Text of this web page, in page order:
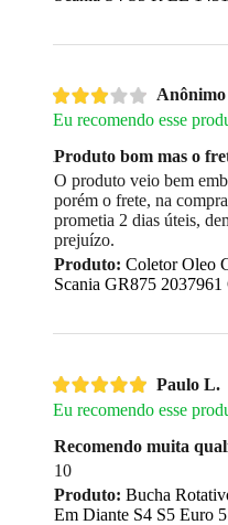
Anônimo
Eu recomendo esse
Produto bom mas o
O produto veio bem
porém o frete, na
prometia 2 dias úteis,
prejuízo.
Produto: Coletor Oleo
Scania GR875
Paulo L.
Eu recomendo esse
Recomendo muita
10
Produto: Bucha
Em Diante S4 S5 Euro